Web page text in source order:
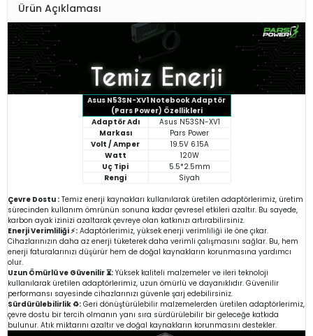
Ürün Açıklaması
Asus N53SN-XV1 Notebook Adaptör
(Pars Power) Özellikleri
Adaptör Adı
Asus N53SN-XV1
Markası
Pars Power
Volt / Amper
19.5V 6.15A
Watt
120W
Uç Tipi
5.5*2.5mm
Rengi
Siyah
Çevre Dostu : Temiz enerji kaynakları kullanılarak üretilen adaptörlerimiz, üretim
sürecinden kullanım ömrünün sonuna kadar çevresel etkileri azaltır. Bu sayede,
karbon ayak izinizi azaltarak çevreye olan katkınızı artırabilirsiniz.
Enerji Verimliliği ⚡: Adaptörlerimiz, yüksek enerji verimliliği ile öne çıkar.
Cihazlarınızın daha az enerji tüketerek daha verimli çalışmasını sağlar. Bu, hem
enerji faturalarınızı düşürür hem de doğal kaynakların korunmasına yardımcı
olur.
Uzun Ömürlü ve Güvenilir ⏳: Yüksek kaliteli malzemeler ve ileri teknoloji
kullanılarak üretilen adaptörlerimiz, uzun ömürlü ve dayanıklıdır. Güvenilir
performansı sayesinde cihazlarınızı güvenle şarj edebilirsiniz.
Sürdürülebilirlik ♻️: Geri dönüştürülebilir malzemelerden üretilen adaptörlerimiz,
çevre dostu bir tercih olmanın yanı sıra sürdürülebilir bir geleceğe katkıda
bulunur. Atık miktarını azaltır ve doğal kaynakların korunmasını destekler.